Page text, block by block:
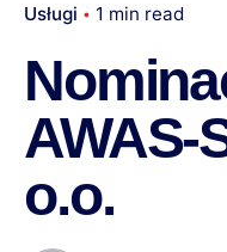
Usługi 1 min read
AWAS-
o.o.